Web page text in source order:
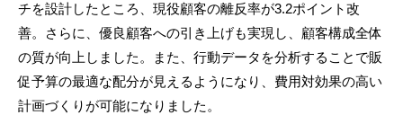
チを設計したところ、現役顧客の離反率が3.2ポイント改
善。さらに、優良顧客への引き上げも実現し、顧客構成全体
の質が向上しました。また、行動データを分析することで販
促予算の最適な配分が見えるようになり、費用対効果の高い
計画づくりが可能になりました。